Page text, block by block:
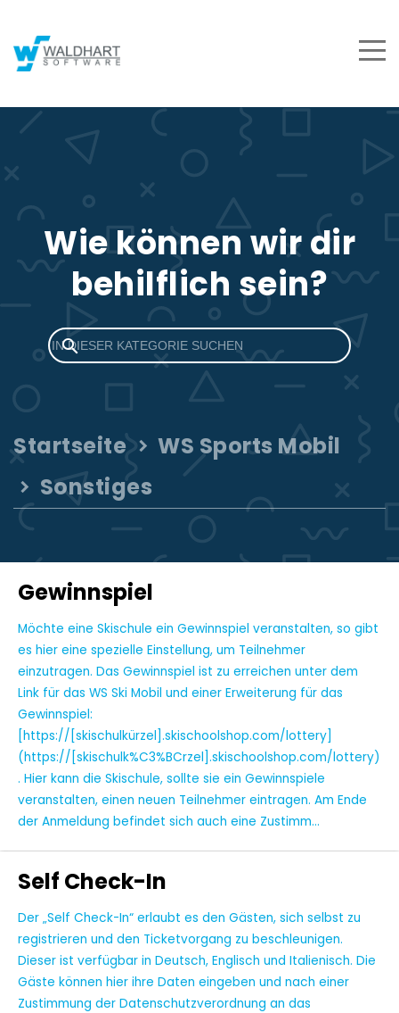
Wie können wir dir
behilflich sein?
Startseite
WS Sports Mobil
Sonstiges
Gewinnspiel
Möchte eine Skischule ein Gewinnspiel veranstalten, so gibt
es hier eine spezielle Einstellung, um Teilnehmer
einzutragen. Das Gewinnspiel ist zu erreichen unter dem
Link für das WS Ski Mobil und einer Erweiterung für das
Gewinnspiel:
[https://[skischulkürzel].skischoolshop.com/lottery]
(https://[skischulk%C3%BCrzel].skischoolshop.com/lottery)
. Hier kann die Skischule, sollte sie ein Gewinnspiele
veranstalten, einen neuen Teilnehmer eintragen. Am Ende
der Anmeldung befindet sich auch eine Zustimm...
Self Check-In
Der „Self Check-In“ erlaubt es den Gästen, sich selbst zu
registrieren und den Ticketvorgang zu beschleunigen.
Dieser ist verfügbar in Deutsch, Englisch und Italienisch. Die
Gäste können hier ihre Daten eingeben und nach einer
Zustimmung der Datenschutzverordnung an das